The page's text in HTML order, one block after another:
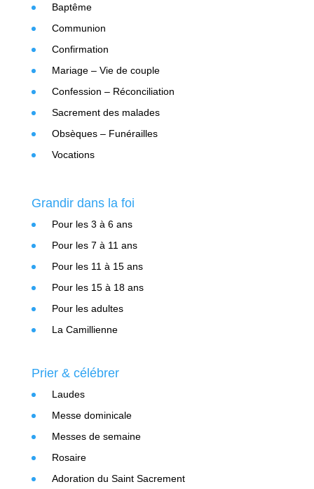
Baptême
Communion
Confirmation
Mariage – Vie de couple
Confession – Réconciliation
Sacrement des malades
Obsèques – Funérailles
Vocations
Grandir dans la foi
Pour les 3 à 6 ans
Pour les 7 à 11 ans
Pour les 11 à 15 ans
Pour les 15 à 18 ans
Pour les adultes
La Camillienne
Prier & célébrer
Laudes
Messe dominicale
Messes de semaine
Rosaire
Adoration du Saint Sacrement